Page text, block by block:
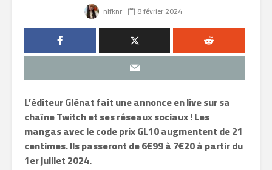
nlfknr 8 février 2024
L’éditeur Glénat fait une annonce en live sur sa
chaîne Twitch et ses réseaux sociaux ! Les
mangas avec le code prix GL10 augmentent de 21
centimes. Ils passeront de 6€99 à 7€20 àpartir du
1er juillet 2024.